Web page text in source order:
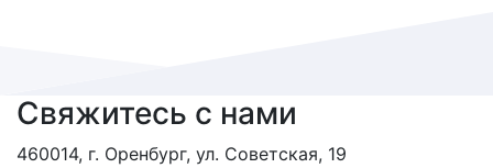
Свяжитесь с нами
460014, г. Оренбург, ул. Советская, 19